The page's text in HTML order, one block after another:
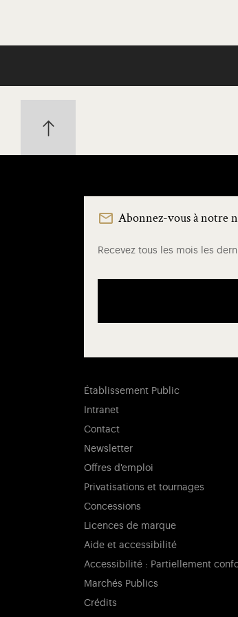
Abonnez-vous à notre
Recevez tous les mois les
Établissement Public
Intranet
Contact
Newsletter
Offres d'emploi
Privatisations et tournages
Concessions
Licences de marque
Aide et accessibilité
Accessibilité : Partiellement
Marchés Publics
Crédits